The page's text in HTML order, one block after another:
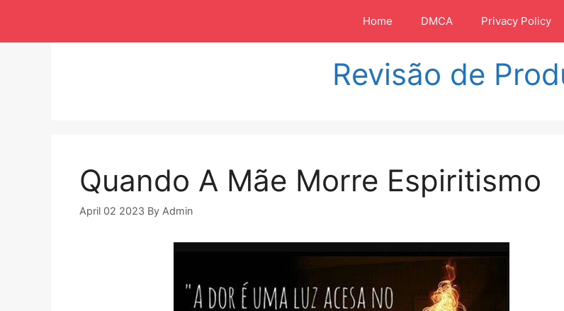
isi
Home DMCA Privacy Policy
Revisão de
Quando A Mãe Morre Espiritismo
April 02 2023 By Admin